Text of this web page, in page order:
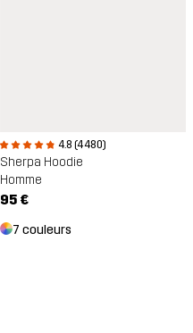
4.8 (4 480)
Sherpa Hoodie
Homme
95 €
7 couleurs